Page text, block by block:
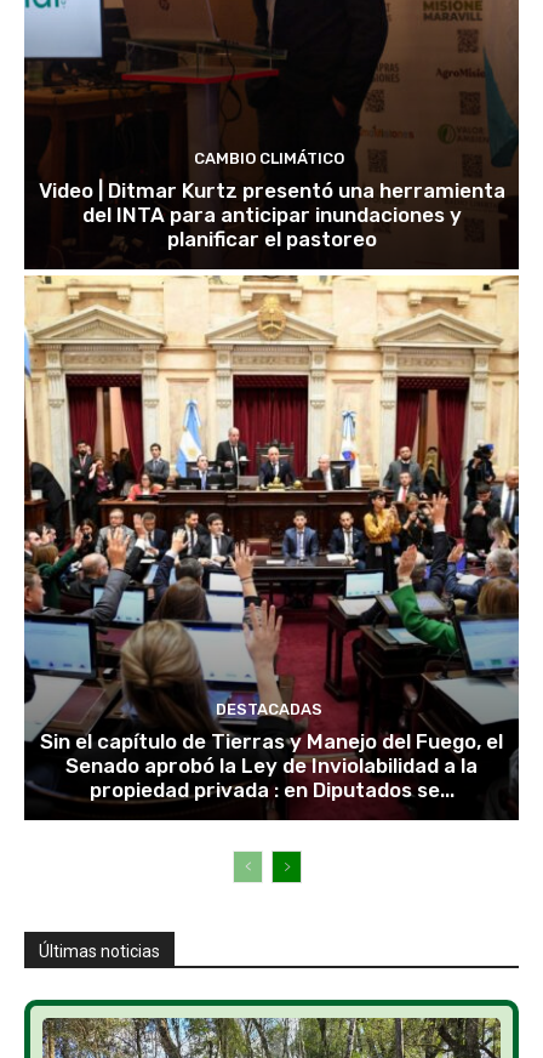
CAMBIO CLIMÁTICO
Video | Ditmar Kurtz presentó una herramienta
del INTA para anticipar inundaciones y
planificar el pastoreo
DESTACADAS
Sin el capítulo de Tierras y Manejo del Fuego, el
Senado aprobó la Ley de Inviolabilidad a la
propiedad privada : en Diputados se...
Últimas noticias